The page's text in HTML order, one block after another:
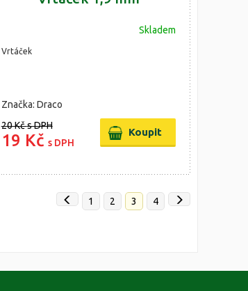
Skladem
Vrtáček
Značka: Draco
20 Kčs DPH
19 Kč s DPH
1 2 3 4